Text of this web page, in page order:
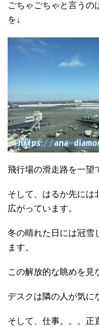
ごちゃごちゃと言うの
を↓
飛行場の滑走路を一望
そして、はるか先には
広がっています。
冬の晴れた日には冠雪
ます。
この解放的な眺めを見
デスクは隣の人が気に
そして、仕事。。。正